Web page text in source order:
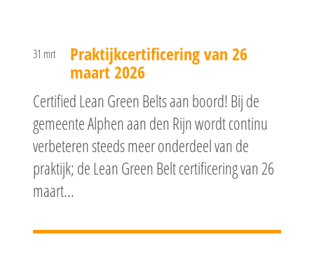
31 mrt Praktijkcertificering van 26
maart 2026
Certified Lean Green Belts aan boord! Bij de
gemeente Alphen aan den Rijn wordt continu
verbeteren steeds meer onderdeel van de
praktijk; de Lean Green Belt certificering van 26
maart...